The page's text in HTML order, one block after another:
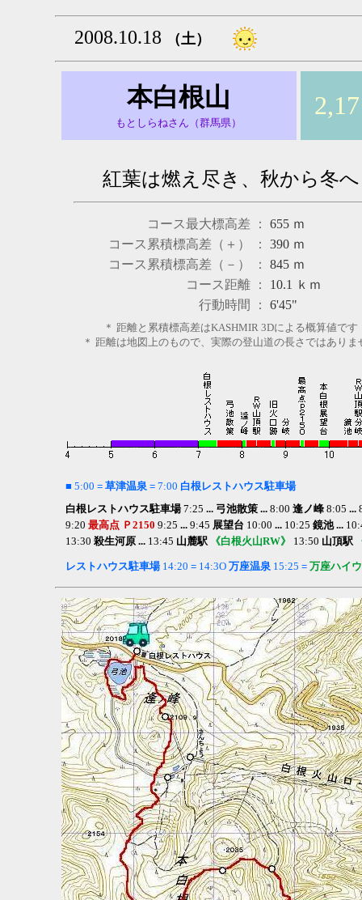
2008.10.18 （土）
本白根山
もとしらねさん（群馬県）
紅葉は燃え尽き、秋から冬へ
コース最大標高差 ： 655ｍ
コース累積標高差（＋） ：
390ｍ
コース累積標高差（－） ：
845ｍ
コース距離 ：
10.1
ｋｍ
行動時間 ：
6'45"
＊ 距離と累積標高差はKASHMIR 3Dによる概算値です
＊ 距離は地図上のもので、実際の登山道の長さではありま
■ 5:00 = 草津温泉 = 7:00 白根レストハウス駐車場
白根レストハウス駐車場7:25 ... 弓池散策 ... 8:00 逢ノ峰 8:05 ...
9:20 最高点 Ｐ2150 9:25 ... 9:45 展望台 10:00 ... 10:25 鏡池 ...
13:30 殺生河原 ... 13:45 山麓駅 《白根火山RW》 13:50 山頂駅
レストハウス駐車場14:20 = 14:3O 万座温泉 15:25 = 万座ハイ